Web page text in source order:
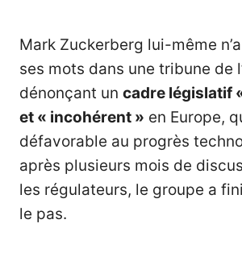
Mark Zuckerberg lui-même
ses mots dans une tribune de
dénonçant un cadre législatif
et « incohérent » en Europe,
défavorable au progrès
après plusieurs mois de
les régulateurs, le groupe a
le pas.